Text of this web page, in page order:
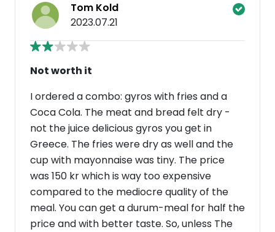
Tom Kold
2023.07.21
Not worth it
I ordered a combo: gyros with fries and a
Coca Cola. The meat and bread felt dry -
not the juice delicious gyros you get in
Greece. The fries were dry as well and the
cup with mayonnaise was tiny. The price
was 150 kr which is way too expensive
compared to the mediocre quality of the
meal. You can get a durum-meal for half the
price and with better taste. So, unless The